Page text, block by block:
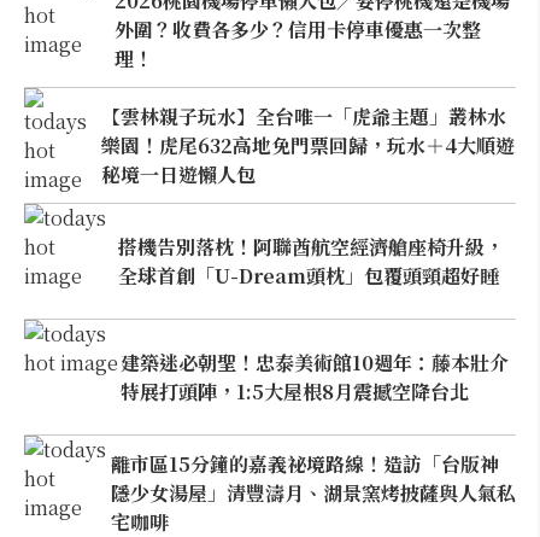
外圍？收費各多少？信用卡停車優惠一次整
理！
【雲林親子玩水】全台唯一「虎爺主題」叢林水
樂園！虎尾632高地免門票回歸，玩水＋4大順遊
秘境一日遊懶人包
搭機告別落枕！阿聯酋航空經濟艙座椅升級，
全球首創「U-Dream頭枕」包覆頭頸超好睡
建築迷必朝聖！忠泰美術館10週年：藤本壯介
特展打頭陣，1:5大屋根8月震撼空降台北
離市區15分鐘的嘉義祕境路線！造訪「台版神
隱少女湯屋」清豐濤月、湖景窯烤披薩與人氣私
宅咖啡